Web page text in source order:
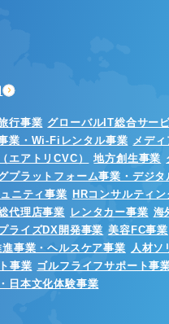
行事業 グローバルIT総合サー
業・Wi-Fiレンタル事業 メディ
エアトリCVC）
地方創生事業
プラットフォーム事業・デジ
ニティ事業
HRコンサルティ
代理店事業 レンタカー事業 海
ライズDX開発事業 美容FC事業
事業・ヘルスケア事業 人材ソ
事業 ゴルフライフサポート事
日本文化体験事業